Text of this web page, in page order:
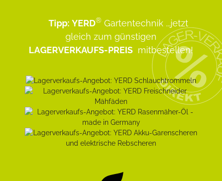
Tipp: YERD® Gartentechnik ...jetzt
gleich zum günstigen
LAGERVERKAUFS-PREIS mitbestellen!